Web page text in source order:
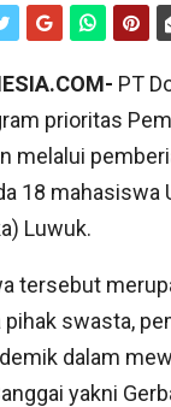
PT
prioritas
melalui
18 mahasiswa
Luwuk.
tersebut
swasta,
dalam
yakni